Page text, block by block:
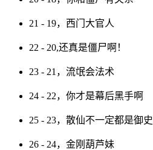
21 - 19，西门大官人
22 - 20,还真是僵尸啊！
23 - 21，流氓会法术
24 - 22，你才是幕后黑手啊
25 - 23，散仙不一定都是御史
26 - 24，金刚葫芦妹